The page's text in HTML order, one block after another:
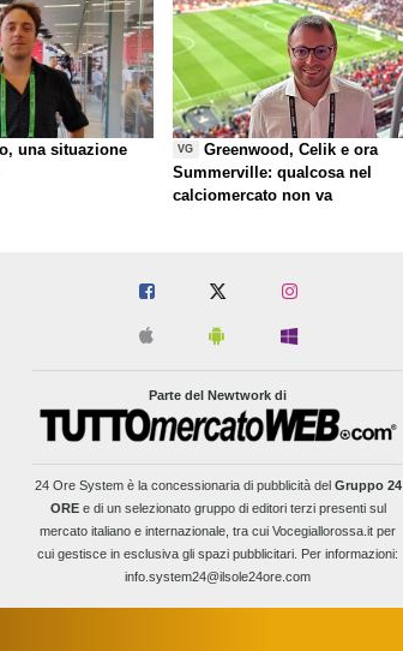
una situazione
VG
Greenwood, Celik e ora
Summerville: qualcosa nel
calciomercato non va
Parte del Newtwork di
24 Ore Systemè la concessionaria di pubblicità del Gruppo 24
OREe di un selezionato gruppo di editori terzi presenti sul
mercato italiano e internazionale, tra cui Vocegiallorossa.it per
cui gestisce in esclusiva gli spazi pubblicitari. Per informazioni:
info.system24@ilsole24ore.com